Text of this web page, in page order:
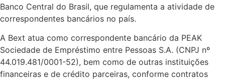
Banco Central do Brasil, que regulamenta a atividade de
correspondentes bancários no país.
A Bext atua como correspondente bancário da PEAK
Sociedade de Empréstimo entre Pessoas S.A. (CNPJ nº
44.019.481/0001-52), bem como de outras instituições
financeiras e de crédito parceiras, conforme contratos